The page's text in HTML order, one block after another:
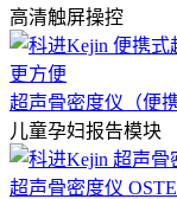
高清触屏操控
超声骨密度仪（便
儿童孕妇报告模块
超声骨密度仪